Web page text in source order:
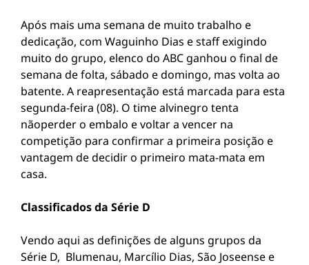
Após mais uma semana de muito trabalho e
dedicação, com Waguinho Dias e staff exigindo
muito do grupo, elenco do ABC ganhou o final de
semana de folta, sábado e domingo, mas volta ao
batente. A reapresentação está marcada para esta
segunda-feira (08). O time alvinegro tenta
nãoperder o embalo e voltar a vencer na
competição para confirmar a primeira posição e
vantagem de decidir o primeiro mata-mata em
casa.
Classificados da Série D
Vendo aqui as definições de alguns grupos da
Série D, Blumenau, Marcílio Dias, São Joseense e